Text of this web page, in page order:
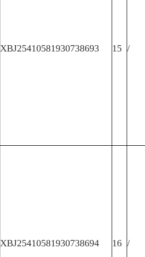
XBJ25410581930738693 15 /
XBJ25410581930738694 16 /